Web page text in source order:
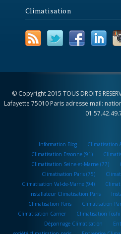
Climatisation
© Copyright 2015 TOUS DROITS
Lafayette 75010 Paris adresse mail:
Information Blog
Climatisation
Climatisation Essonne (91)
Climatisation Seine-et-Marne (77)
Climatisation Paris (75)
Climatisation Val-de-Marne (94)
Installateur Climatisation Paris
Climatisation Paris
Climatisation
Climatisation Carrier
Climatisation
Dépannage Climatisation